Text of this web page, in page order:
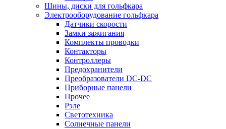
Шины, диски для гольфкара
Электрооборудование гольфкара
Датчики скорости
Замки зажигания
Комплекты проводки
Контакторы
Контроллеры
Предохранители
Преобразователи DC-DC
Приборные панели
Прочее
Рэле
Светотехника
Солнечные панели